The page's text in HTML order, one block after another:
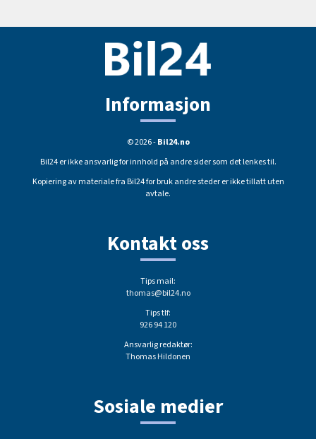
Informasjon
© 2026 -Bil24.no
Bil24 er ikke ansvarlig for innhold på andre sider som det lenkes til.
Kopiering av materiale fra Bil24 for bruk andre steder er ikke tillatt uten
avtale.
Kontakt oss
Tips mail:
thomas@bil24.no
Tips tlf:
926 94 120
Ansvarlig redaktør:
Thomas Hildonen
Sosiale medier